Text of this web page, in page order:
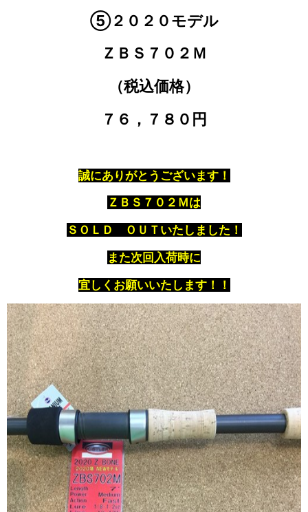
⑤２０２０モデル
ＺＢＳ７０２Ｍ
（税込価格）
７６，７８０円
誠にありがとうございます！
ＺＢＳ７０２Ｍは
ＳＯＬＤ ＯＵＴいたしました！
また次回入荷時に
宜しくお願いいたします！！